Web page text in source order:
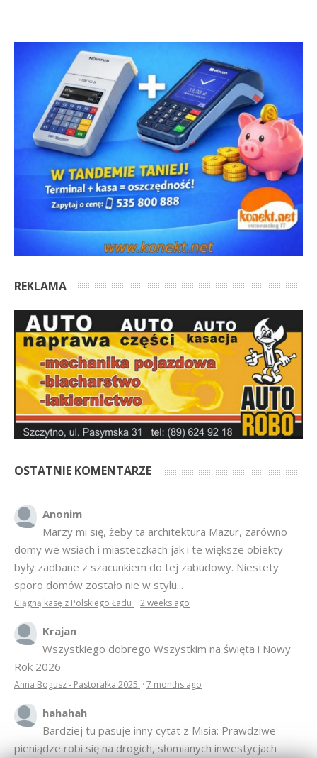
REKLAMA
OSTATNIE KOMENTARZE
Anonim
Marzy mi się, żeby ta architektura Mazur, zarówno
domy we wsiach i miasteczkach jak i te większe obiekty
były zadbane z szacunkiem do tej zabudowy. Niestety
sporo domów zostało nie w stylu...
Ciągną kasę z Polskiego Ładu · 2 weeks ago
Krajan
Wszystkiego dobrego Wszystkim na święta i Nowy
Rok 2026
Anna Bogusz - Pastorałka 2025 · 7 months ago
hahahah
Bardziej tu pasuje inny cytat z Misia: Prawdziwe
pieniądze robi się na drogich, słomianych inwestycjach